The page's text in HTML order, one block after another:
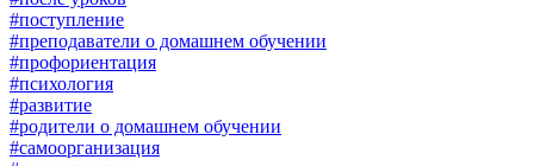
#поступление
#преподаватели о домашнем обучении
#профориентация
#психология
#развитие
#родители о домашнем обучении
#самоорганизация